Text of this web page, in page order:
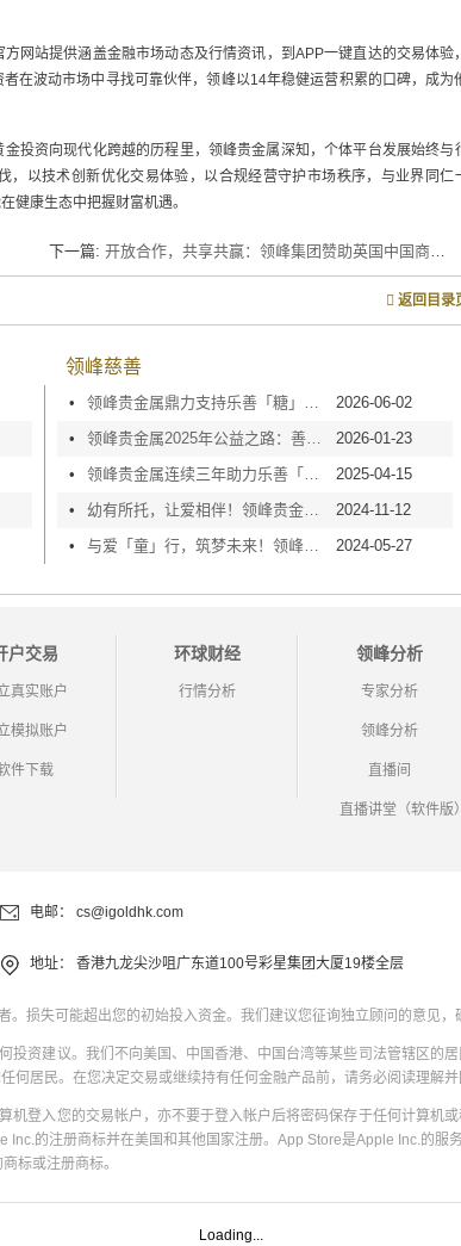
网站提供涵盖金融市场动态及行情资讯，到APP一键直达的交易体验，
在波动市场中寻找可靠伙伴，领峰以14年稳健运营积累的口碑，成为
投资向现代化跨越的历程里，领峰贵金属深知，个体平台发展始终与
，以技术创新优化交易体验，以合规经营守护市场秩序，与业界同仁
健康生态中把握财富机遇。
下一篇: 开放合作，共享共赢：领峰集团赞助英国中国商会2019年度全体会员大会
返回目录
领峰慈善
•
2026-06-02
•
2026-01-23
•
2025-04-15
•
2024-11-12
•
2024-05-27
户交易
真实账户
模拟账户
件下载
环球财经
行情分析
领峰分析
专家分析
领峰分析
直播间
直播讲堂（软件版）
电邮： cs@igoldhk.com
地址： 香港九龙尖沙咀广东道100号彩星集团大厦19楼全层
损失可能超出您的初始投入资金。我们建议您征询独立顾问的意见，
投资建议。我们不向美国、中国香港、中国台湾等某些司法管辖区的
何居民。在您决定交易或继续持有任何金融产品前，请务必阅读理解
机登入您的交易帐户，亦不要于登入帐户后将密码保存于任何计算机
的注册商标并在美国和其他国家注册。App Store是Apple Inc.的服
标或注册商标。
Loading...